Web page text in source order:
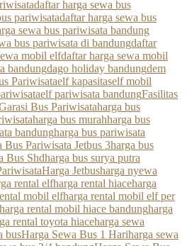
daftar harga sewa bus
pariwisatadaftar harga sewa bus
sewa bus pariwisata bandung
bus pariwisata di bandungdaftar
mobil elfdaftar harga sewa mobil
bandungdago holiday bandungdem
Pariwisataelf kapasitaself mobil
elf pariwisata bandungFasilitas
Bus Pariwisataharga bus
harga bus murahharga bus
bandungharga bus pariwisata
Bus Pariwisata Jetbus 3harga bus
Bus Shdharga bus surya putra
Harga Jetbusharga nyewa
rental elfharga rental hiaceharga
mobil elfharga rental mobil elf per
harga rental mobil hiace bandungharga
rental toyota hiaceharga sewa
busHarga Sewa Bus 1 Hariharga sewa